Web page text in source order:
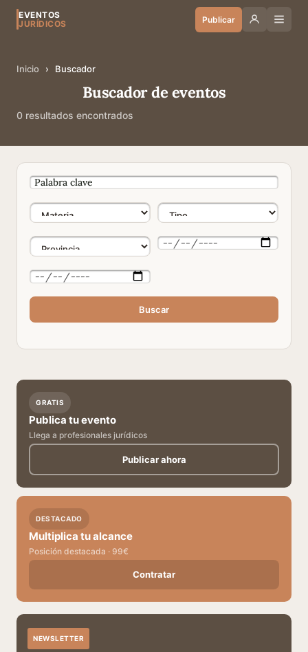
EVENTOS
JURÍDICOS
Publicar
Inicio › Buscador
Buscador de eventos
0 resultados encontrados
Buscar
GRATIS
Publica tu evento
Llega a profesionales jurídicos
Publicar ahora
DESTACADO
Multiplica tu alcance
Posición destacada · 99€
Contratar
NEWSLETTER